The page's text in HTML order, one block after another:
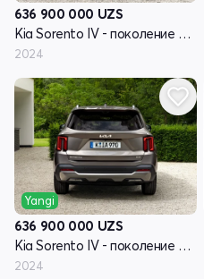
636 900 000 UZS
Kia Sorento IV - поколение рестайлинг
2024
Yangi
636 900 000 UZS
Kia Sorento IV - поколение рестайлинг
2024